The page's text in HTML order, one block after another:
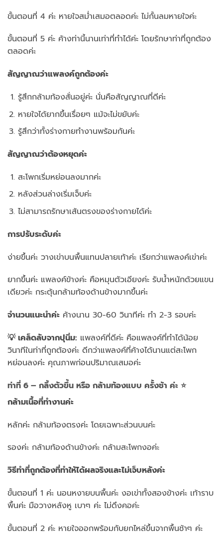
ขั้นตอนที่ 4 ค่ะ หายใจสม่ำเสมอตลอดค่ะ ไม่กั้นลมหายใจค่ะ
ขั้นตอนที่ 5 ค่ะ ค้างท่านี้นานเท่าที่ทำได้ค่ะ โดยรักษาท่าที่ถูกต้อง
ตลอดค่ะ
สัญญาณว่าแพลงค์ถูกต้องค่ะ
รู้สึกกล้ามท้องสั่นอยู่ค่ะ นั่นคือสัญญาณที่ดีค่ะ
หายใจได้ยากขึ้นเรื่อยๆ แม้จะไม่ขยับค่ะ
รู้สึกว่าทั้งร่างกายทำงานพร้อมกันค่ะ
สัญญาณว่าต้องหยุดค่ะ
สะโพกเริ่มหย่อนลงมากค่ะ
หลังส่วนล่างเริ่มเจ็บค่ะ
ไม่สามารถรักษาเส้นตรงของร่างกายได้ค่ะ
การปรับระดับค่ะ
ง่ายขึ้นค่ะ วางเข่าบนพื้นแทนปลายเท้าค่ะ เรียกว่าแพลงค์เข่าค่ะ
ยากขึ้นค่ะ แพลงค์ข้างค่ะ คือหมุนตัวเอียงค่ะ รับน้ำหนักด้วยแขน
เดียวค่ะ กระตุ้นกล้ามท้องด้านข้างมากขึ้นค่ะ
จำนวนแนะนำค่ะ ค้างนาน 30-60 วินาทีค่ะ ทำ 2-3 รอบค่ะ
💡 เคล็ดลับจากปุนิ่ม: แพลงค์ที่ดีค่ะ คือแพลงค์ที่ทำได้น้อย
วินาทีในท่าที่ถูกต้องค่ะ ดีกว่าแพลงค์ที่ค้างได้นานแต่สะโพก
หย่อนลงค่ะ คุณภาพก่อนปริมาณเสมอค่ะ
ท่าที่ 6 – กลิ้งตัวขึ้น หรือ กล้ามท้องแบบ ครั้งช้า ค่ะ ⭐
กล้ามเนื้อที่ทำงานค่ะ
หลักค่ะ กล้ามท้องตรงค่ะ โดยเฉพาะส่วนบนค่ะ
รองค่ะ กล้ามท้องด้านข้างค่ะ กล้ามสะโพกงอค่ะ
วิธีทำที่ถูกต้องที่ทำให้ได้ผลจริงและไม่เจ็บหลังค่ะ
ขั้นตอนที่ 1 ค่ะ นอนหงายบนพื้นค่ะ งอเข่าทั้งสองข้างค่ะ เท้าราบ
พื้นค่ะ มือวางหลังหู เบาๆ ค่ะ ไม่ดึงคอค่ะ
ขั้นตอนที่ 2 ค่ะ หายใจออกพร้อมกับยกไหล่ขึ้นจากพื้นช้าๆ ค่ะ